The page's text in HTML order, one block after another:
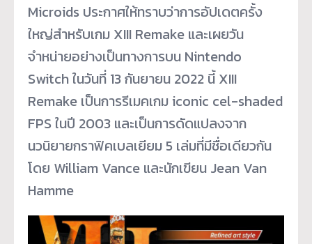
Microids ประกาศให้ทราบว่าการอัปเดตครั้ง
ใหญ่สำหรับเกม XIII Remake และเผยวัน
จำหน่ายอย่างเป็นทางการบน Nintendo
Switch ในวันที่ 13 กันยายน 2022 นี้ XIII
Remake เป็นการรีเมคเกม iconic cel-shaded
FPS ในปี 2003 และเป็นการดัดแปลงจาก
นวนิยายกราฟิคเบลเยียม 5 เล่มที่มีชื่อเดียวกัน
โดย William Vance และนักเขียน Jean Van
Hamme